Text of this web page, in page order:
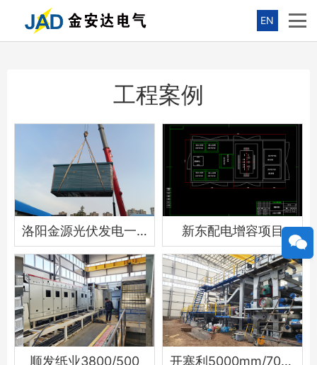
EN
工程案例
洛阳金源光伏发电一期项目 新东配电增容项目
顺发纸业3800/500 开塞利5000mm/700m